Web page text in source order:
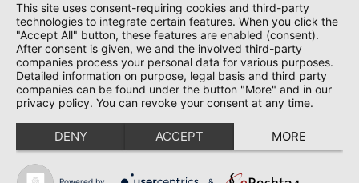
This site uses consent-requiring cookies and third-party
technologies to integrate certain features. When you click the
"Accept All" button, these features are enabled (consent).
After consent is given, we and the involved third-party
companies process your personal data for various purposes.
Detailed information on purpose, legal basis and third party
companies can be found under the button "More" and in our
privacy policy. You can revoke your consent at any time.
DENY ACCEPT MORE